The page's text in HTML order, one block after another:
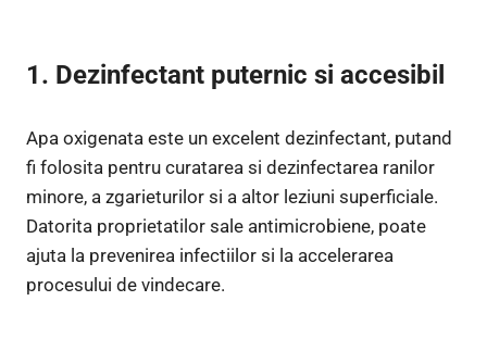
1. Dezinfectant puternic si accesibil
Apa oxigenata este un excelent dezinfectant, putand
fi folosita pentru curatarea si dezinfectarea ranilor
minore, a zgarieturilor si a altor leziuni superficiale.
Datorita proprietatilor sale antimicrobiene, poate
ajuta la prevenirea infectiilor si la accelerarea
procesului de vindecare.